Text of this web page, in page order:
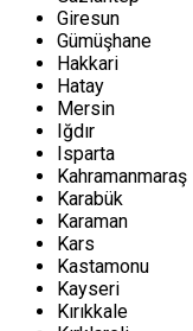
Giresun
Gümüşhane
Hakkari
Hatay
Mersin
Iğdır
Isparta
Kahramanmaraş
Karabük
Karaman
Kars
Kastamonu
Kayseri
Kırıkkale